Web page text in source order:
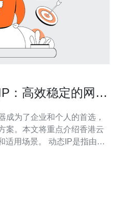
：高效稳定的网络
成为了企业和个人的首选，
案。本文将重点介绍香港云
动态IP是指由互
据需要随时更改。 香港